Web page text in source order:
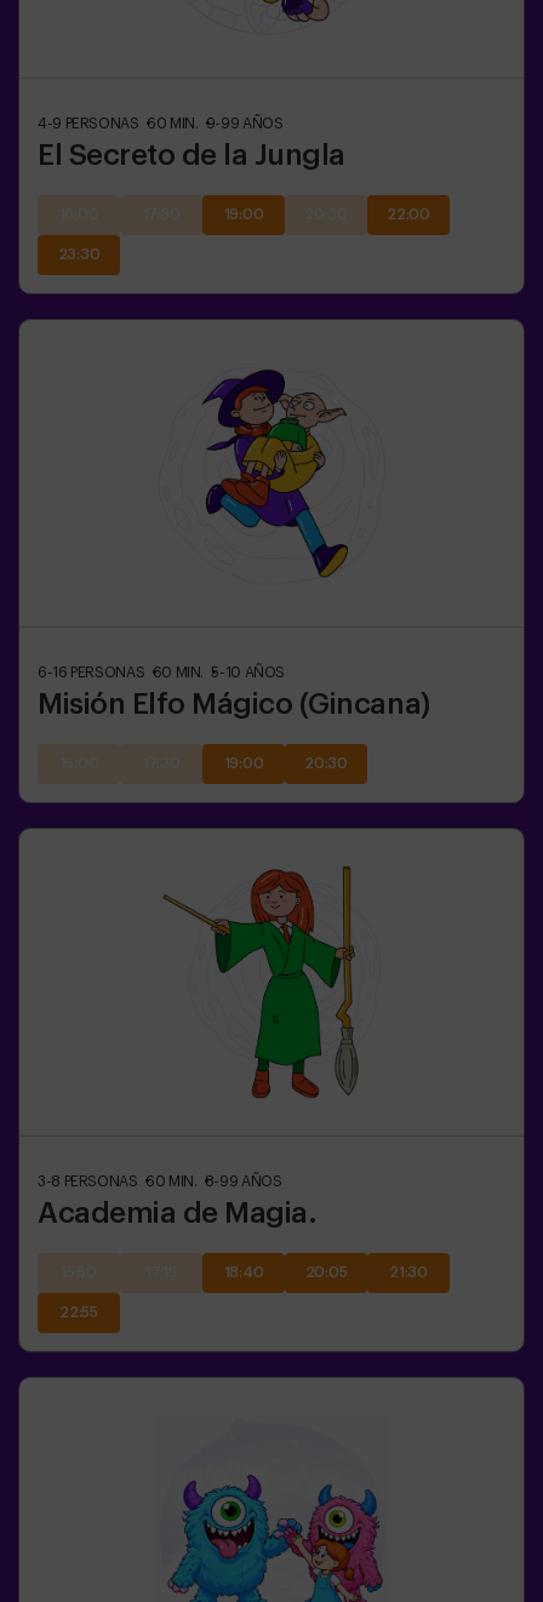
4-9 PERSONAS 60 MIN. 9-99 AÑOS
El Secreto de la Jungla
19:00 22:00
23:30
6-16 PERSONAS 60 MIN. 5-10 AÑOS
Misión Elfo Mágico (Gincana)
19:00 20:30
3-8 PERSONAS 60 MIN. 8-99 AÑOS
Academia de Magia.
18:40 20:05 21:30
22:55